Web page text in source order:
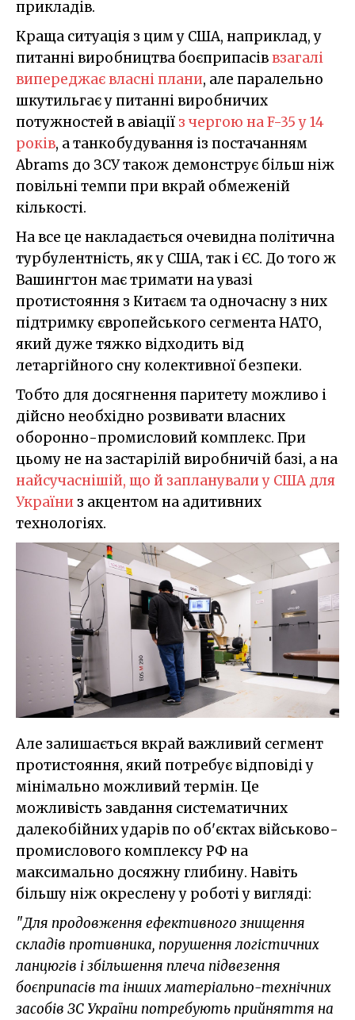
прикладів.
Краща ситуація з цим у США, наприклад, у
питанні виробництва боєприпасіввзагалі
випереджає власні плани, але паралельно
шкутильгає у питанні виробничих
потужностей в авіації з чергою на F-35 у 14
років, а танкобудування із постачанням
Abrams до ЗСУ також демонструє більш ніж
повільні темпи при вкрай обмеженій
кількості.
На все це накладається очевидна політична
турбулентність, як у США, так і ЄС. До того ж
Вашингтон має тримати на увазі
протистояння з Китаєм та одночасну з них
підтримку європейського сегмента НАТО,
який дуже тяжко відходить від
летаргійного сну колективної безпеки.
Тобто для досягнення паритету можливо і
дійсно необхідно розвивати власних
оборонно-промисловий комплекс. При
цьому не на застарілій виробничій базі, а на
найсучаснішій, що й запланували у США для
України з акцентом на адитивних
технологіях.
Але залишається вкрай важливий сегмент
протистояння, який потребує відповіді у
мінімально можливий термін. Це
можливість завдання систематичних
далекобійних ударів по об'єктах військово-
промислового комплексу РФ на
максимально досяжну глибину. Навіть
більшу ніж окреслену у роботі у вигляді:
"Для продовження ефективного знищення
складів противника, порушення логістичних
ланцюгів і збільшення плеча підвезення
боєприпасів та інших матеріально-технічних
засобів ЗС України потребують прийняття на